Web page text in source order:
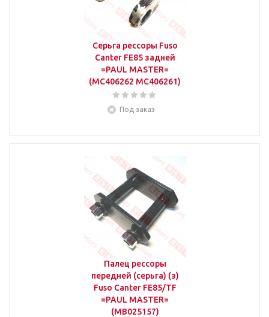
Серьга рессоры Fuso
Canter FE85 задней
=PAUL MASTER=
(MC406262 MC406261)
Под заказ
Палец рессоры
передней (серьга) (з)
Fuso Canter FE85/TF
=PAUL MASTER=
(MB025157)